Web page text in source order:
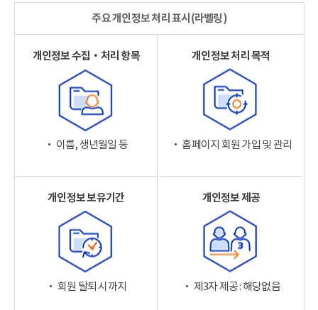
주요 개인정보 처리 표시(라벨링)
개인정보 수집‧처리 항목
‧ 이름, 생년월일 등
개인정보 처리 목적
‧ 홈페이지 회원 가입 및 관리
개인정보 보유기간
‧ 회원 탈퇴 시까지
개인정보 제공
‧ 제3자 제공 : 해당없음